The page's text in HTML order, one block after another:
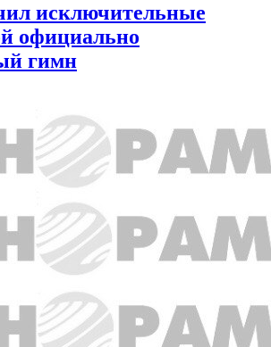
исключительные
официально
гимн